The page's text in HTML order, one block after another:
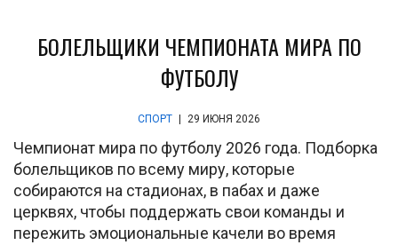
БОЛЕЛЬЩИКИ ЧЕМПИОНАТА МИРА ПО
ФУТБОЛУ
СПОРТ | 29 ИЮНЯ 2026
Чемпионат мира по футболу 2026 года. Подборка
болельщиков по всему миру, которые
собираются на стадионах, в пабах и даже
церквях, чтобы поддержать свои команды и
пережить эмоциональные качели во время